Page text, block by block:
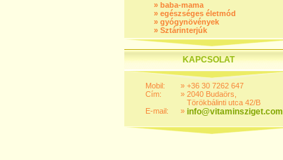
» baba-mama
» egészséges életmód
» gyógynövények
» Sztárinterjúk
KAPCSOLAT
Mobil:
Cím:
E-mail:
»
»
»
+36 30 7262 647
2040 Budaörs,
Törökbálinti utca 42/B
info@vitaminsziget.com